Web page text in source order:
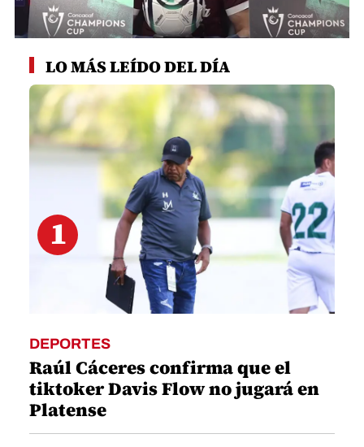
seconds
minutes,
seconds
LO MÁS LEÍDO DEL DÍA
1
DEPORTES
Raúl Cáceres confirma que el
tiktoker Davis Flow no jugará en
Platense